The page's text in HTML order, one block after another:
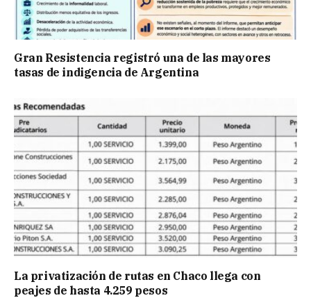
Gran Resistencia registró una de las mayores
tasas de indigencia de Argentina
La privatización de rutas en Chaco llega con
peajes de hasta 4.259 pesos